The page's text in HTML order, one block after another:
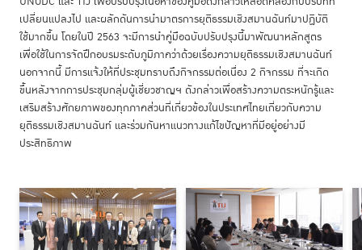
เปลี่ยนแปลงไป และผลักดันการนำมาตรการยุติธรรมเชิงสมานฉันท์มาปฏิบัติ
ใช้มากขึ้น โดยในปี 2563 จะมีการนำคู่มือฉบับปรับปรุงนี้มาพัฒนาหลักสูตร
เพื่อใช้ในการจัดฝึกอบรมระดับภูมิภาคว่าด้วยเรื่องความยุติธรรมเชิงสมานฉันท์
นอกจากนี้ มีการแจ้งให้ที่ประชุมทราบถึงกิจกรรมต่อเนื่อง 2 กิจกรรม ที่จะเกิด
ขึ้นหลังจากการประชุมกลุ่มผู้เชี่ยวชาญฯ ดังกล่าวเพื่อสร้างความตระหนักรู้และ
เสริมสร้างศักยภาพของทุกภาคส่วนที่เกี่ยวข้องในประเทศไทยเกี่ยวกับความ
ยุติธรรมเชิงสมานฉันท์ และร่วมกันหาแนวทางแก้ไขปัญหาที่มีอยู่อย่างมี
ประสิทธิภาพ